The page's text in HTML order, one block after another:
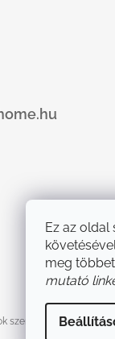
Ez az oldal
meg
mutató
szerkesztése